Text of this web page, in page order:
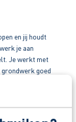
en jij houdt
je aan
Je werkt met
goed
in de